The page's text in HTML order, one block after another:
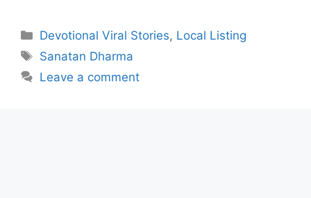
Categories
Devotional Viral Stories, Local Listing
Tags
Sanatan Dharma
Leave a comment